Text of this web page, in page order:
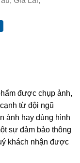
là do sự có mặt
vậy, người ta
ametit là do có
hơn cho thấy sự
tạo nên màu .
được chụp ảnh,
từ đội ngũ
ảnh hay dùng hình
sự đảm bảo thông
khách nhận được